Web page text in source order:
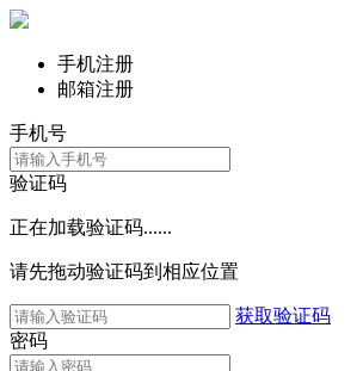
手机注册
邮箱注册
手机号
验证码
正在加载验证码......
请先拖动验证码到相应位置
获取验证码
密码